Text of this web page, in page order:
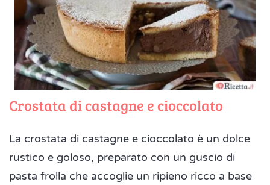
Crostata di castagne e cioccolato
La crostata di castagne e cioccolato è un dolce
rustico e goloso, preparato con un guscio di
pasta frolla che accoglie un ripieno ricco a base